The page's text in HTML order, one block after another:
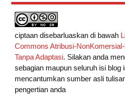
ciptaan disebarluaskan di bawah
Commons Atribusi-
Tanpa Adaptasi. Silakan anda
sebagian maupun seluruh isi blog
mencantumkan sumber asli
pengertian anda